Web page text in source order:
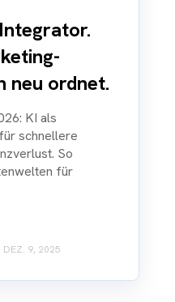
neu ordnet.
KI als
schnellere
So
für
DEZ. 9, 2025